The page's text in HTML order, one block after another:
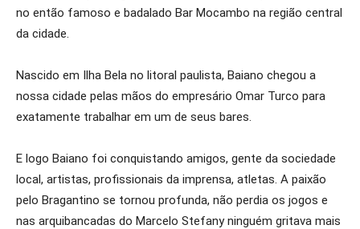
no então famoso e badalado Bar Mocambo na região central
da cidade.
Nascido em Ilha Bela no litoral paulista, Baiano chegou a
nossa cidade pelas mãos do empresário Omar Turco para
exatamente trabalhar em um de seus bares.
E logo Baiano foi conquistando amigos, gente da sociedade
local, artistas, profissionais da imprensa, atletas. A paixão
pelo Bragantino se tornou profunda, não perdia os jogos e
nas arquibancadas do Marcelo Stefany ninguém gritava mais